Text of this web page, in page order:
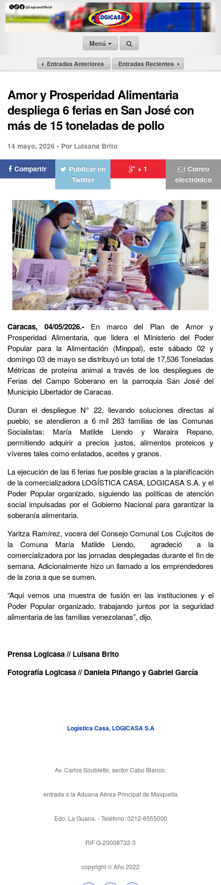
Menú
Entradas Anteriores Entradas Recientes
Amor y Prosperidad Alimentaria
despliega 6 ferias en San José con
más de 15 toneladas de pollo
14 mayo, 2026 • Por Luisana Brito
Compartir
Publicar en
Twitter
+ 1
Correo
electrónico
Caracas, 04/05/2026.-En marco del Plan de Amor y
Prosperidad Alimentaria, que lidera el Ministerio del Poder
Popular para la Alimentación (Minppal), este sábado 02 y
domingo 03 de mayo se distribuyó un total de 17,536 Toneladas
Métricas de proteína animal a través de los despliegues de
Ferias del Campo Soberano en la parroquia San José del
Municipio Libertador de Caracas.
Duran el despliegue N° 22, llevando soluciones directas al
pueblo, se atendieron a 6 mil 263 familias de las Comunas
Socialistas: María Matilde Liendo y Waraira Repano,
permitiendo adquirir a precios justos, alimentos proteicos y
víveres tales como enlatados, aceites y granos.
La ejecución de las 6 ferias fue posible gracias a la planificación
de la comercializadora LOGÍSTICA CASA, LOGICASA S.A. y el
Poder Popular organizado, siguiendo las políticas de atención
social impulsadas por el Gobierno Nacional para garantizar la
soberanía alimentaria.
Yaritza Ramírez, vocera del Consejo Comunal Los Cujicitos de
la Comuna María Matilde Liendo, agradeció a la
comercializadora por las jornadas desplegadas durante el fin de
semana. Adicionalmente hizo un llamado a los emprendedores
de la zona a que se sumen.
“Aquí vemos una muestra de fusión en las instituciones y el
Poder Popular organizado, trabajando juntos por la seguridad
alimentaria de las familias venezolanas”, dijo.
Prensa Logicasa // Luisana Brito
Fotografía Logicasa // Daniela Piñango y Gabriel García
Logística Casa, LOGICASA S.A
Av. Carlos Soublette, sector Cabo Blanco,
entrada a la Aduana Aérea Principal de Maiquetía
Edo. La Guaira. - Teléfono: 0212-6555000
RIF G-20008732-3
copyright © Año 2022